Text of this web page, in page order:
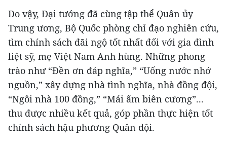
Do vậy, Đại tướng đã cùng tập thể Quân ủy
Trung ương, Bộ Quốc phòng chỉ đạo nghiên cứu,
tìm chính sách đãi ngộ tốt nhất đối với gia đình
liệt sỹ, mẹ Việt Nam Anh hùng. Những phong
trào như “Đền ơn đáp nghĩa,” “Uống nước nhớ
nguồn,” xây dựng nhà tình nghĩa, nhà đồng đội,
“Ngôi nhà 100 đồng,” “Mái ấm biên cương”...
thu được nhiều kết quả, góp phần thực hiện tốt
chính sách hậu phương Quân đội.